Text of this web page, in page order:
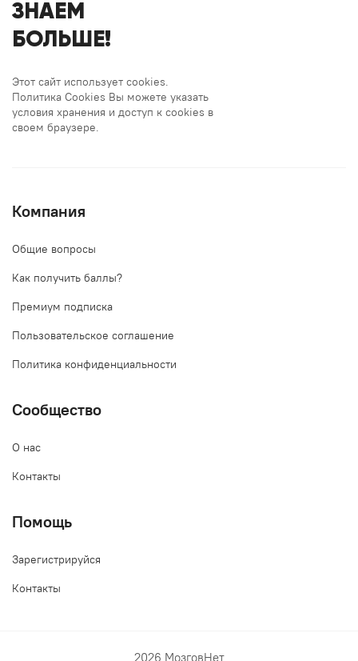
ЗНАЕМ
БОЛЬШЕ!
Этот сайт использует cookies.
Политика Cookies Вы можете указать
условия хранения и доступ к cookies в
своем браузере.
Компания
Общие вопросы
Как получить баллы?
Премиум подписка
Пользовательское соглашение
Политика конфиденциальности
Сообщество
О нас
Контакты
Помощь
Зарегистрируйся
Контакты
2026 МозговНет